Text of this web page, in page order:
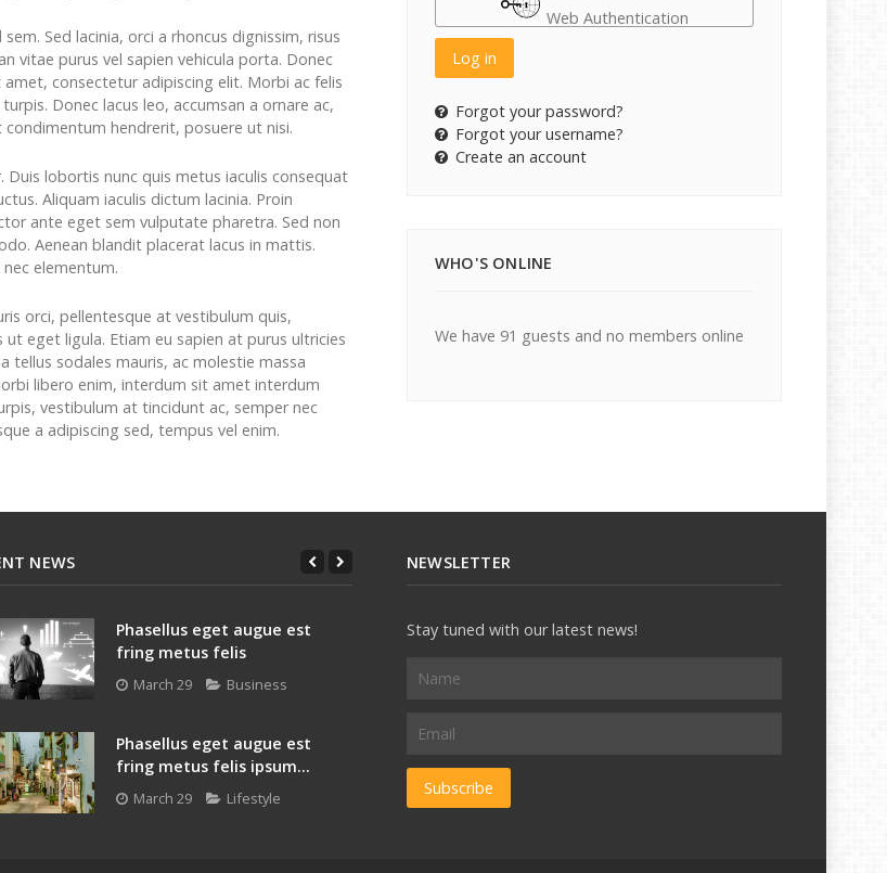
Sed lacinia, orci a rhoncus dignissim, risus
vitae purus vel sapien vehicula porta. Donec
consectetur adipiscing elit. Morbi ac felis
Donec lacus leo, accumsan a ornare ac,
hendrerit, posuere ut nisi.
lobortis nunc quis metus iaculis consequat
Aliquam iaculis dictum lacinia. Proin
ante eget sem vulputate pharetra. Sed non
Aenean blandit placerat lacus in mattis.
elementum.
orci, pellentesque at vestibulum quis,
eget ligula. Etiam eu sapien at purus ultricies
tellus sodales mauris, ac molestie massa
libero enim, interdum sit amet interdum
vestibulum at tincidunt ac, semper nec
a adipiscing sed, tempus vel enim.
Web Authentication
Log in
Forgot your password?
Forgot your username?
Create an account
WHO'S ONLINE
We have 91 guests and no members online
NEWS
Phasellus eget augue est
fring metus felis
March 29 Business
Phasellus eget augue est
fring metus felis ipsum...
March 29 Lifestyle
NEWSLETTER
Stay tuned with our latest news!